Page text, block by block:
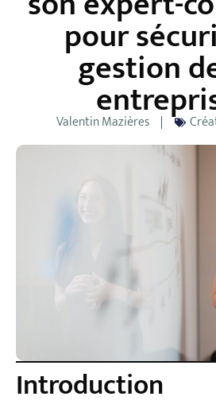
pour
gestion
Valentin Mazières
Introduction